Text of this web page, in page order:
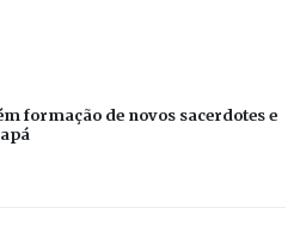
formação de novos sacerdotes e